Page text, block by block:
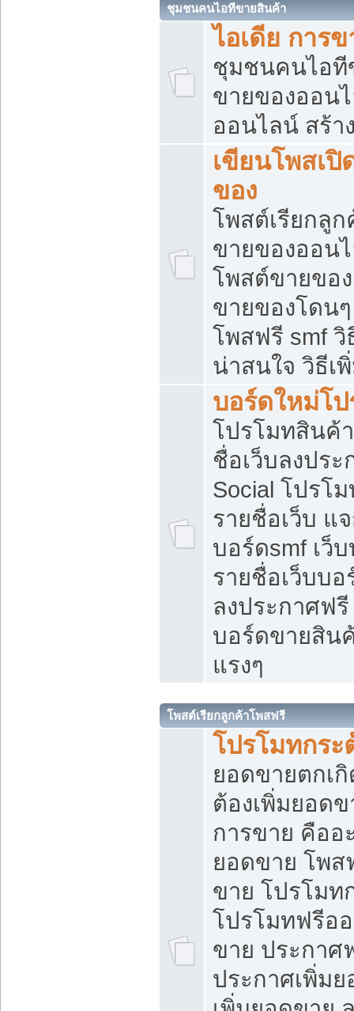
ชุมชนคนไอทีขายสินค้า
ไอเดีย การ
ชุมชนคนไอที
ขายของออน
ออนไลน์ สร้า
เขียนโพสเปิ
ของ
โพสต์เรียกลู
ขายของออน
โพสต์ขายขอ
ขายของโดน
โพสฟรี smf
น่าสนใจ วิธีเ
บอร์ดใหม่โ
โปรโมทสินค้
ชื่อเว็บลงปร
Social โปรโ
รายชื่อเว็บ แ
บอร์ดsmf เว็
รายชื่อเว็บบ
ลงประกาศฟรี
บอร์ดขายสิน
แรงๆ
โพสต์เรียกลูกค้าโพสฟรี
โปรโมทกร
ยอดขายตกเ
ต้องเพิ่มยอด
การขาย คืออ
ยอดขาย โพส
ขาย โปรโมท
โปรโมทฟรีอ
ขาย ประกาศ
ประกาศเพิ่ม